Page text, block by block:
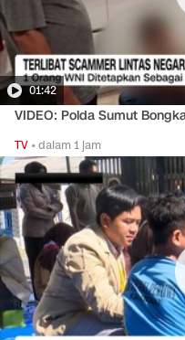
01:42
VIDEO: Polda Sumut
TV •dalam 1 jam